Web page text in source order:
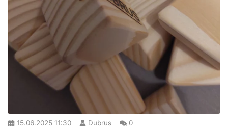
15.06.2025 11:30 Dubrus 0